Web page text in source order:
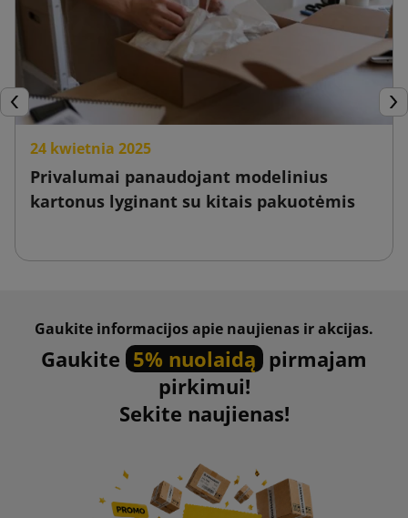
Ankstesnis
24 kwietnia 2025
Privalumai panaudojant modelinius
kartonus lyginant su kitais pakuotėmis
Gaukite informacijos apie naujienas ir akcijas.
Gaukite 5% nuolaidą pirmajam
pirkimui!
Sekite naujienas!